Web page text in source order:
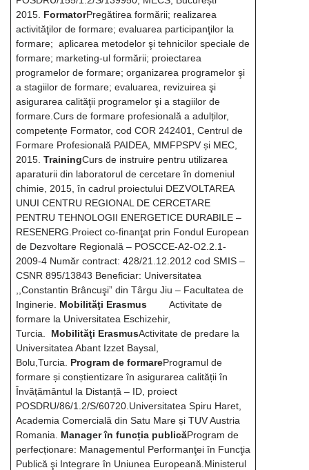
2015. FormatorPregătirea formării; realizarea
activităţilor de formare; evaluarea participanţilor la
formare; aplicarea metodelor şi tehnicilor speciale de
formare; marketing-ul formării; proiectarea
programelor de formare; organizarea programelor şi
a stagiilor de formare; evaluarea, revizuirea şi
asigurarea calităţii programelor şi a stagiilor de
formare.Curs de formare profesională a adulților,
competențe Formator, cod COR 242401, Centrul de
Formare Profesională PAIDEA, MMFPSPV și MEC,
2015. TrainingCurs de instruire pentru utilizarea
aparaturii din laboratorul de cercetare în domeniul
chimie, 2015, în cadrul proiectului DEZVOLTAREA
UNUI CENTRU REGIONAL DE CERCETARE
PENTRU TEHNOLOGII ENERGETICE DURABILE –
RESENERG.Proiect co-finanţat prin Fondul European
de Dezvoltare Regională – POSCCE-A2-O2.2.1-
2009-4 Număr contract: 428/21.12.2012 cod SMIS –
CSNR 895/13843 Beneficiar: Universitatea
,,Constantin Brâncuşi” din Târgu Jiu – Facultatea de
Inginerie. Mobilităţi Erasmus
Activitate de
formare la Universitatea Eschizehir,
Turcia.
Mobilităţi ErasmusActivitate de predare la
Universitatea Abant Izzet Baysal,
Bolu,Turcia. Program de formareProgramul de
formare și conștientizare în asigurarea calității în
Învățământul la Distanță – ID, proiect
POSDRU/86/1.2/S/60720.Universitatea Spiru Haret,
Academia Comercială din Satu Mare și TUV Austria
Romania. Manager în funcția publicăProgram de
perfecționare: Managementul Performanţei în Funcţia
Publică şi Integrare în Uniunea Europeană.Ministerul